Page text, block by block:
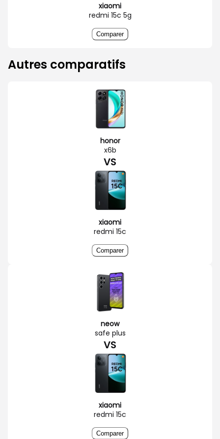
xiaomi
redmi 15c 5g
Comparer
Autres comparatifs
honor
x6b
VS
xiaomi
redmi 15c
Comparer
neow
safe plus
VS
xiaomi
redmi 15c
Comparer